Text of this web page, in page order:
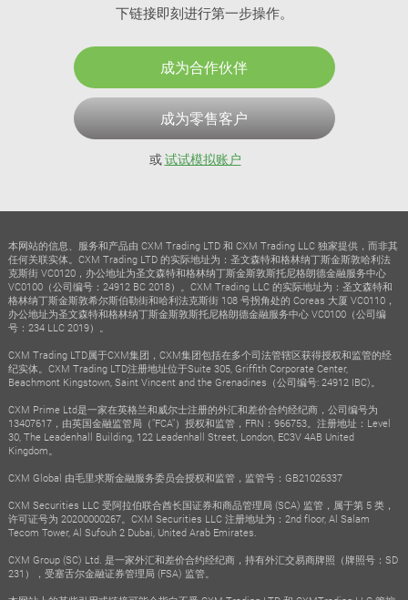
下链接即刻进行第一步操作。
成为合作伙伴
成为零售客户
或试试模拟账户
本网站的信息、服务和产品由 CXM Trading LTD 和 CXM Trading LLC 独家提供，而非其
任何关联实体。CXM Trading LTD 的实际地址为：圣文森特和格林纳丁斯金斯敦哈利法
克斯街 VC0120，办公地址为圣文森特和格林纳丁斯金斯敦斯托尼格朗德金融服务中心
VC0100（公司编号：24912 BC 2018）。CXM Trading LLC 的实际地址为：圣文森特和
格林纳丁斯金斯敦希尔斯伯勒街和哈利法克斯街 108 号拐角处的 Coreas 大厦 VC0110，
办公地址为圣文森特和格林纳丁斯金斯敦斯托尼格朗德金融服务中心 VC0100（公司编
号：234 LLC 2019）。
CXM Trading LTD属于CXM集团，CXM集团包括在多个司法管辖区获得授权和监管的经
纪实体。CXM Trading LTD注册地址位于Suite 305, Griffith Corporate Center,
Beachmont Kingstown, Saint Vincent and the Grenadines（公司编号: 24912 IBC)。
CXM Prime Ltd是一家在英格兰和威尔士注册的外汇和差价合约经纪商，公司编号为
13407617，由英国金融监管局（"FCA"）授权和监管，FRN：966753。注册地址：Level
30, The Leadenhall Building, 122 Leadenhall Street, London, EC3V 4AB United
Kingdom。
CXM Global 由毛里求斯金融服务委员会授权和监管，监管号：GB21026337
CXM Securities LLC 受阿拉伯联合酋长国证券和商品管理局 (SCA) 监管，属于第 5 类，
许可证号为 20200000267。CXM Securities LLC 注册地址为：2nd floor, Al Salam
Tecom Tower, Al Sufouh 2 Dubai, United Arab Emirates.
CXM Group (SC) Ltd. 是一家外汇和差价合约经纪商，持有外汇交易商牌照（牌照号：SD
231），受塞舌尔金融证券管理局 (FSA) 监管。